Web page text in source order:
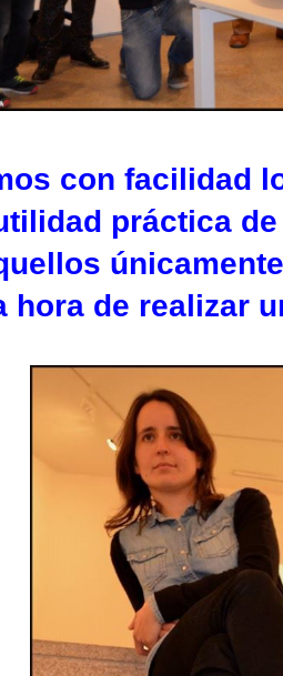
con facilidad
práctica
hora de realizar